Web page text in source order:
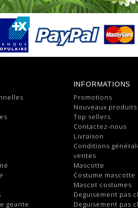
geante
INFORMATIONS
Promotions
Nouveaux produits
Top sellers
Contactez-nous
Livraison
Conditions
ventes
Mascotte
Costume mascotte
Mascot costumes
Deguisement pas
Deguisement pas